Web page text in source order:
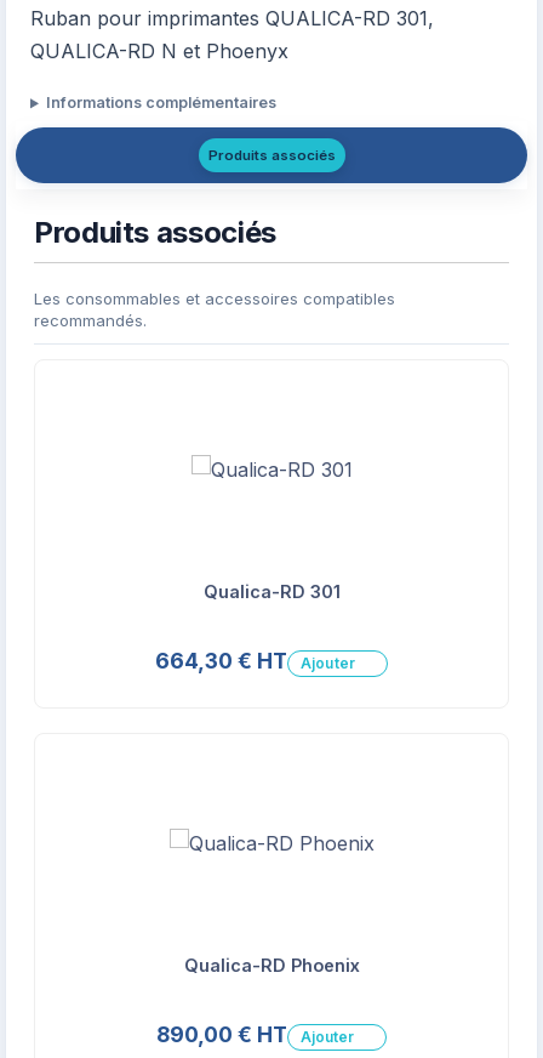
Ruban pour imprimantes QUALICA-RD 301,
QUALICA-RD N et Phoenyx
Informations complémentaires
Produits associés
Produits associés
Les consommables et accessoires compatibles
recommandés.
Qualica-RD 301
664,30 € HT Ajouter
Qualica-RD Phoenix
890,00 € HT Ajouter